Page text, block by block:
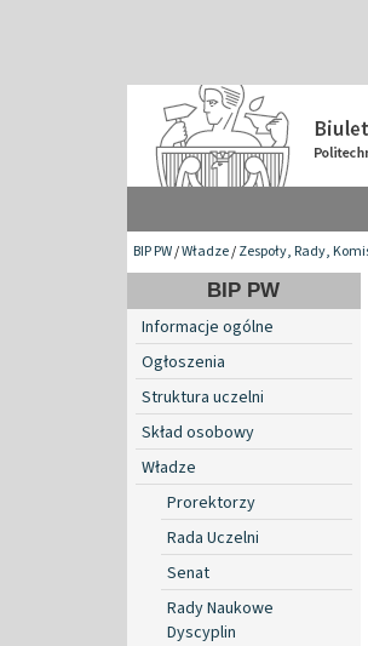
BIP PW/Władze/Zespoły, Rady,
BIP PW
Informacje ogólne
Ogłoszenia
Struktura uczelni
Skład osobowy
Władze
Prorektorzy
Rada Uczelni
Senat
Rady Naukowe
Dyscyplin